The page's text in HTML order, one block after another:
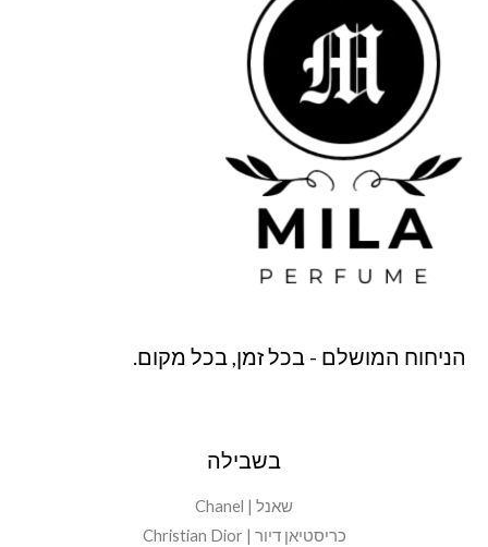
הניחוח המושלם - בכל זמן, בכל מקום.
בשבילה
שאנל | Chanel
כריסטיאן דיור | Christian Dior